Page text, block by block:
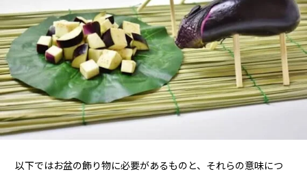
以下ではお盆の飾り物に必要があるものと、それらの意味につ